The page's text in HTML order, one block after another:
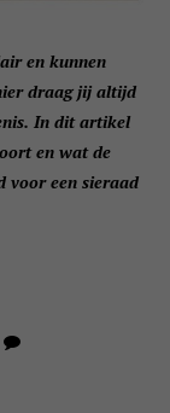
en kunnen
draag jij altijd
In dit artikel
en wat de
voor een sieraad